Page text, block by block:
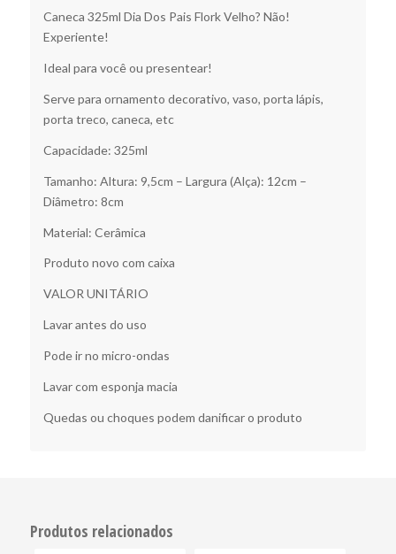
Caneca 325ml Dia Dos Pais Flork Velho? Não!
Experiente!
Ideal para você ou presentear!
Serve para ornamento decorativo, vaso, porta lápis,
porta treco, caneca, etc
Capacidade: 325ml
Tamanho: Altura: 9,5cm – Largura (Alça): 12cm –
Diâmetro: 8cm
Material: Cerâmica
Produto novo com caixa
VALOR UNITÁRIO
Lavar antes do uso
Pode ir no micro-ondas
Lavar com esponja macia
Quedas ou choques podem danificar o produto
Produtos relacionados